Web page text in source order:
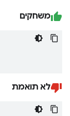
משחקים
לא תואמת